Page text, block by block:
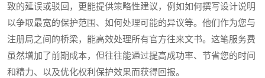
致的延误或驳回，更能提供策略性建议，例如如何撰写设计说明
以争取最宽的保护范围、如何处理可能的异议等。他们作为您与
注册局之间的桥梁，能高效处理所有官方往来文书。这笔服务费
虽然增加了前期成本，但往往能通过提高成功率、节省您的时间
和精力、以及优化权利保护效果而获得回报。